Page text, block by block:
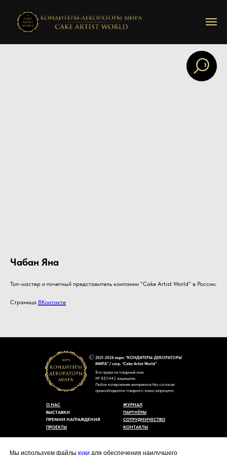
Мы используем файлы куки для обеспечения наилучшего
Чабан Яна
Топ-мастер и почетный представитель компании "Cake Artist World" в России.
Страница ВКонтакте
2021-2026 корп. "КОНДИТЕРЫ-ДЕКОРАТОРЫ
МИРА" / corp. “Cake Artist World”
Все права на товарный знак
№ 885442 защищены
Любое копирование материалов без согласия
правообладателя товарного знака запрещено
КОНТАКТЫ
СОТРУДНИЧЕСТВО
ЖУРНАЛ
ПАРТНЁРЫ
ПРЕМИИ НАГРАЖДЕНИЯ
ПРОЕКТЫ
ВЫСТАВКИ
О НАС